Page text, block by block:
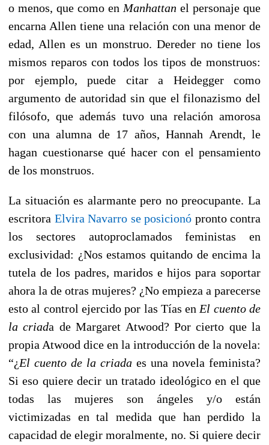
o menos, que como en Manhattan el personaje que
encarna Allen tiene una relación con una menor de
edad, Allen es un monstruo. Dereder no tiene los
mismos reparos con todos los tipos de monstruos:
por ejemplo, puede citar a Heidegger como
argumento de autoridad sin que el filonazismo del
filósofo, que además tuvo una relación amorosa
con una alumna de 17 años, Hannah Arendt, le
hagan cuestionarse qué hacer con el pensamiento
de los monstruos.
La situación es alarmante pero no preocupante. La
escritora Elvira Navarro se posicionó pronto contra
los sectores autoproclamados feministas en
exclusividad: ¿Nos estamos quitando de encima la
tutela de los padres, maridos e hijos para soportar
ahora la de otras mujeres? ¿No empieza a parecerse
esto al control ejercido por las Tías en El cuento de
la criada de Margaret Atwood? Por cierto que la
propia Atwood dice en la introducción de la novela:
“¿El cuento de la criada es una novela feminista?
Si eso quiere decir un tratado ideológico en el que
todas las mujeres son ángeles y/o están
victimizadas en tal medida que han perdido la
capacidad de elegir moralmente, no. Si quiere decir